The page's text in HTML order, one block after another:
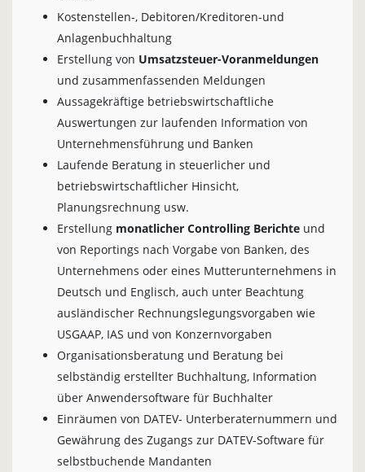
Kostenstellen-, Debitoren/Kreditoren-und
Anlagenbuchhaltung
Erstellung von Umsatzsteuer-Voranmeldungen
und zusammenfassenden Meldungen
Aussagekräftige betriebswirtschaftliche
Auswertungen zur laufenden Information von
Unternehmensführung und Banken
Laufende Beratung in steuerlicher und
betriebswirtschaftlicher Hinsicht,
Planungsrechnung usw.
Erstellung monatlicher Controlling Berichte und
von Reportings nach Vorgabe von Banken, des
Unternehmens oder eines Mutterunternehmens in
Deutsch und Englisch, auch unter Beachtung
ausländischer Rechnungslegungsvorgaben wie
USGAAP, IAS und von Konzernvorgaben
Organisationsberatung und Beratung bei
selbständig erstellter Buchhaltung, Information
über Anwendersoftware für Buchhalter
Einräumen von DATEV- Unterberaternummern und
Gewährung des Zugangs zur DATEV-Software für
selbstbuchende Mandanten